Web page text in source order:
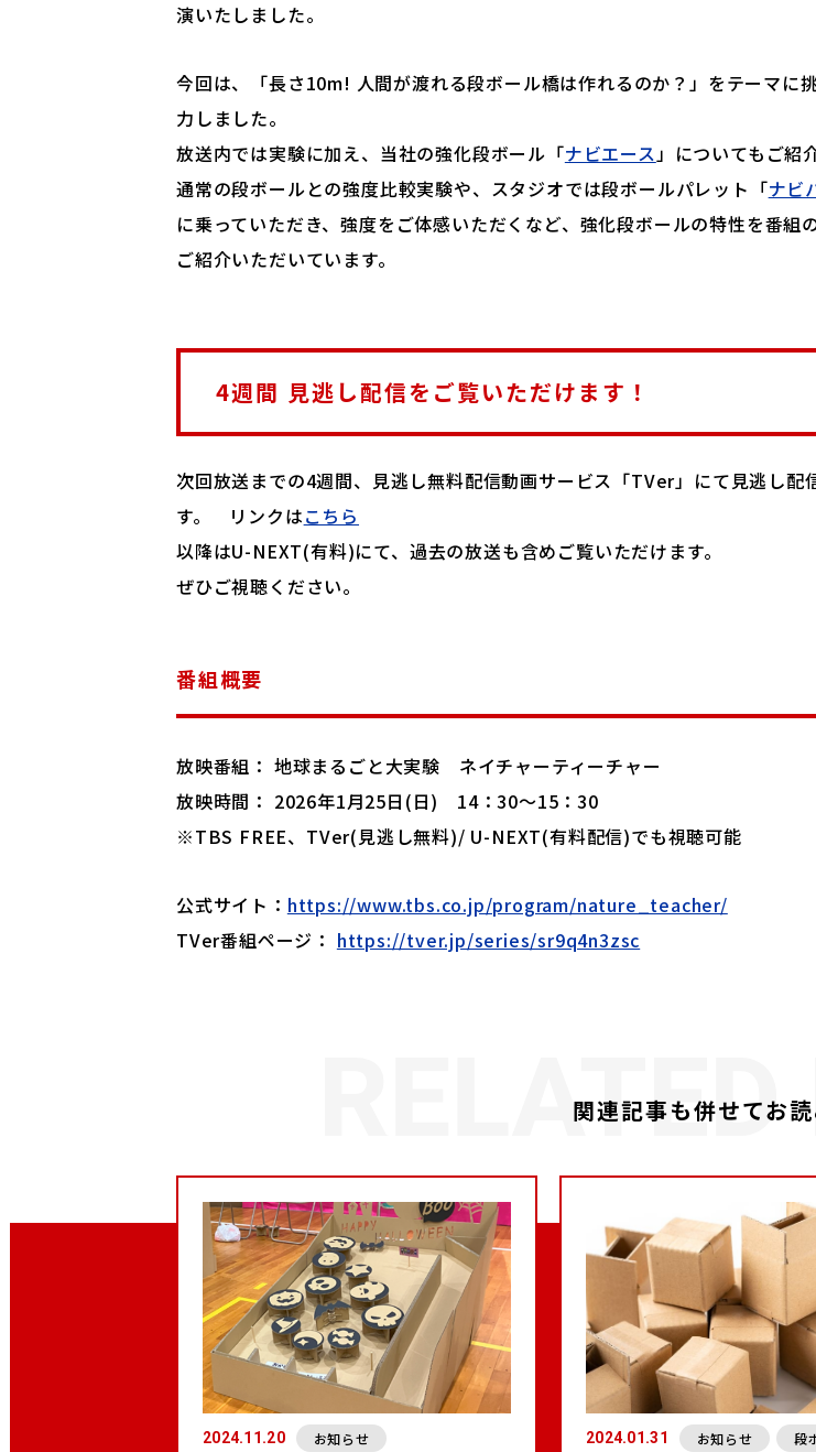
演いたしました。
今回は、「長さ10m! 人間が渡れる段ボール橋は作れるのか？」をテーマに
力しました。
放送内では実験に加え、当社の強化段ボール「ナビエース」についてもご紹
通常の段ボールとの強度比較実験や、スタジオでは段ボールパレット「ナビ
に乗っていただき、強度をご体感いただくなど、強化段ボールの特性を番組
ご紹介いただいています。
4週間 見逃し配信をご覧いただけます！
次回放送までの4週間、見逃し無料配信動画サービス「TVer」にて見逃し配
す。 リンクはこちら
以降はU-NEXT(有料)にて、過去の放送も含めご覧いただけます。
ぜひご視聴ください。
番組概要
放映番組： 地球まるごと大実験 ネイチャーティーチャー
放映時間： 2026年1月25日(日) 14：30～15：30
※TBS FREE、TVer(見逃し無料)/ U-NEXT(有料配信)でも視聴可能
公式サイト： https://www.tbs.co.jp/program/nature_teacher/
TVer番組ページ： https://tver.jp/series/sr9q4n3zsc
関連記事も併せてお
2024.11.20 お知らせ 2024.01.31 お知らせ
段